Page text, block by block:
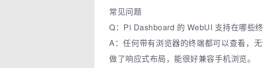
常见问题
Q：Pi Dashboard 的 WebUI 支持在哪些终
A：任何带有浏览器的终端都可以查看，
做了响应式布局，能很好兼容手机浏览。